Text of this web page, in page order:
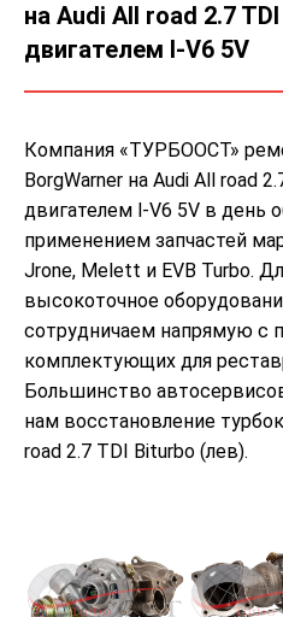
на Audi All road 2.7
двигателем l-V6 5V
Компания «ТУРБООСТ»
BorgWarner на Audi All road
двигателем l-V6 5V в день
применением запчастей
Jrone, Melett и EVB Turbo.
высокоточное
сотрудничаем напрямую с
комплектующих для
Большинство
нам восстановление
road 2.7 TDI Biturbo (лев).